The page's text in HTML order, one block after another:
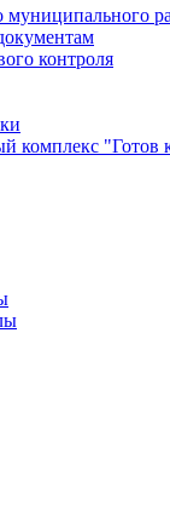
контроля
комплекс "Готов